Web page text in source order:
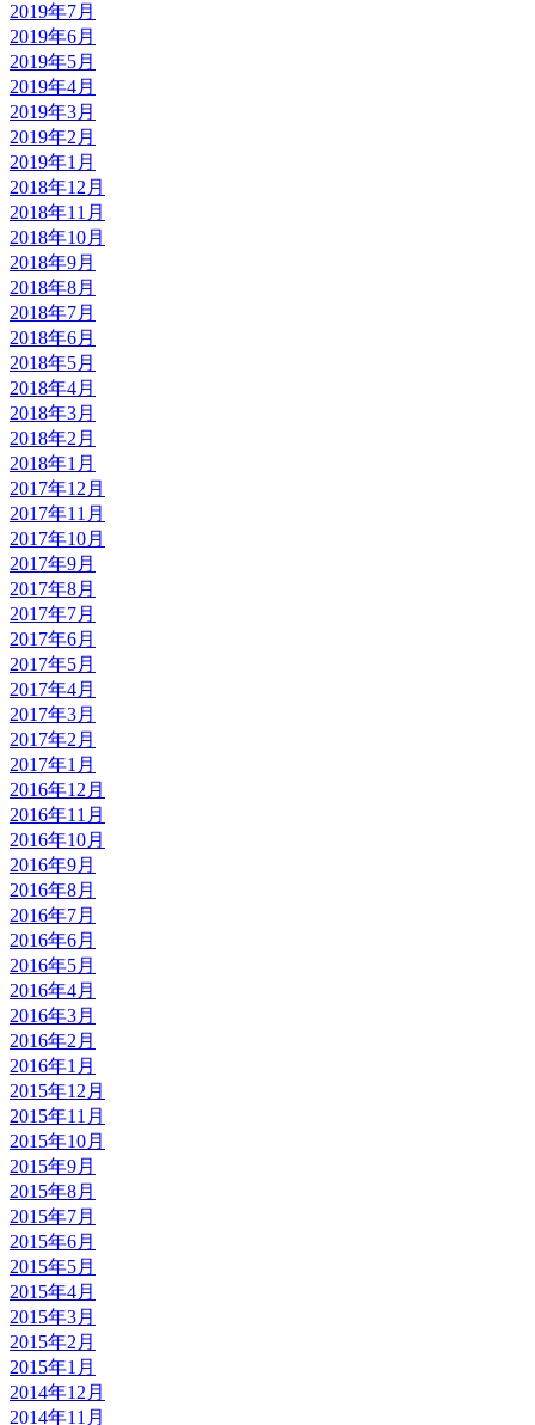
2019年7月
2019年6月
2019年5月
2019年4月
2019年3月
2019年2月
2019年1月
2018年12月
2018年11月
2018年10月
2018年9月
2018年8月
2018年7月
2018年6月
2018年5月
2018年4月
2018年3月
2018年2月
2018年1月
2017年12月
2017年11月
2017年10月
2017年9月
2017年8月
2017年7月
2017年6月
2017年5月
2017年4月
2017年3月
2017年2月
2017年1月
2016年12月
2016年11月
2016年10月
2016年9月
2016年8月
2016年7月
2016年6月
2016年5月
2016年4月
2016年3月
2016年2月
2016年1月
2015年12月
2015年11月
2015年10月
2015年9月
2015年8月
2015年7月
2015年6月
2015年5月
2015年4月
2015年3月
2015年2月
2015年1月
2014年12月
2014年11月